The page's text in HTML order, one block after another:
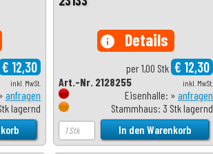
€ 12,30
inkl. MwSt.
anfragen
lagernd
info Details
per 1,00 Stk € 12,30
inkl. MwSt.
Art.-Nr. 2128255
Eisenhalle: » anfragen
Stammhaus: 3 Stk lagernd